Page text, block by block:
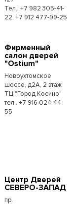
Тел.: +7 982 305-41-
22, +7 912 477-99-25
Фирменный
салон дверей
"Ostium"
Новоухтомское
шоссе, д2А, 2 этаж
ТЦ "Город Косино"
тел:. +7 916 024-44-
55
Центр Дверей
СЕВЕРО-ЗАПАД
пр.